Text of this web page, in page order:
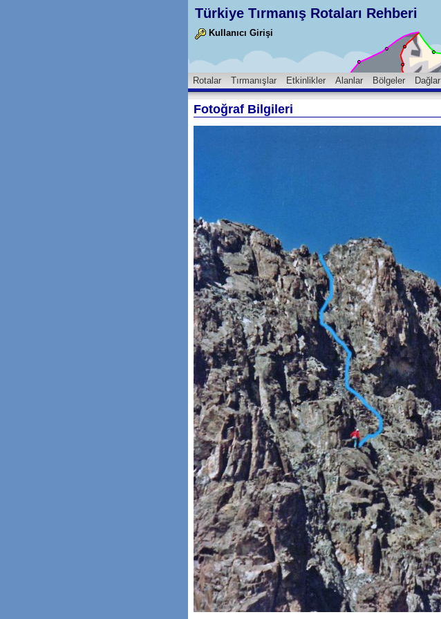
Türkiye Tırmanış Rotaları Rehberi
Kullanıcı Girişi
Rotalar Tırmanışlar Etkinlikler Alanlar Bölgeler Dağlar
Fotoğraf Bilgileri